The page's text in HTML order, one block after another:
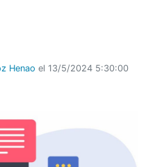
Henao el 13/5/2024 5:30:00